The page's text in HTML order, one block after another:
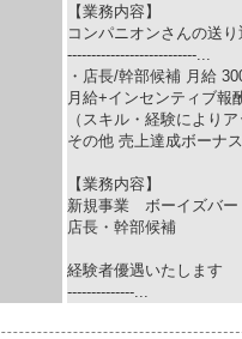
【業務内容】
コンパニオンさんの送
---------------------------...
・店長/幹部候補 月給
月給+インセンティブ報
（スキル・経験により
その他 売上達成ボーナ
【業務内容】
新規事業 ボーイズバー
店長・幹部候補
経験者優遇いたします
--------------...